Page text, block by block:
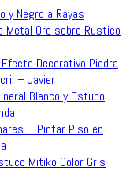
y Negro a Rayas
Metal Oro sobre Rustico
Decorativo Piedra
– Javier
Blanco y Estuco
– Pintar Piso en
Mitiko Color Gris